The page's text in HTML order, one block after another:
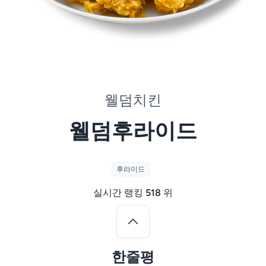
웰덤치킨
웰덤후라이드
후라이드
실시간 랭킹 518 위
한줄평